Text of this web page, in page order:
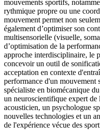
mouvements sportifs,
rythmique propre ou une
mouvement permet non
également d’optimiser son
multisensorielle (visuelle,
d’optimisation de la
approche interdisciplinaire, le
concevoir un outil de
acceptation en contexte
performance d'un mouvement
spécialiste en biomécanique
un neuroscientifique expert
acousticien, un psychologue
nouvelles technologies et un
de l'expérience vécue des